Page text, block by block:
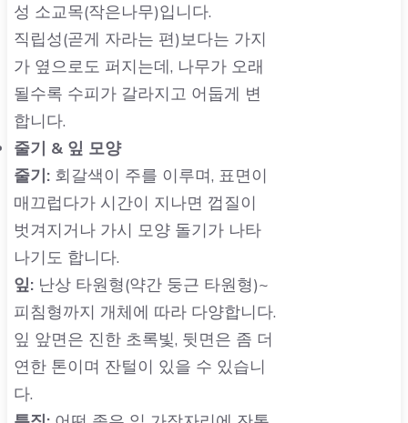
성 소교목(작은나무)입니다.
직립성(곧게 자라는 편)보다는 가지
가 옆으로도 퍼지는데, 나무가 오래
될수록 수피가 갈라지고 어둡게 변
합니다.
줄기 & 잎 모양
줄기: 회갈색이 주를 이루며, 표면이
매끄럽다가 시간이 지나면 껍질이
벗겨지거나 가시 모양 돌기가 나타
나기도 합니다.
잎: 난상 타원형(약간 둥근 타원형)~
피침형까지 개체에 따라 다양합니다.
잎 앞면은 진한 초록빛, 뒷면은 좀 더
연한 톤이며 잔털이 있을 수 있습니
다.